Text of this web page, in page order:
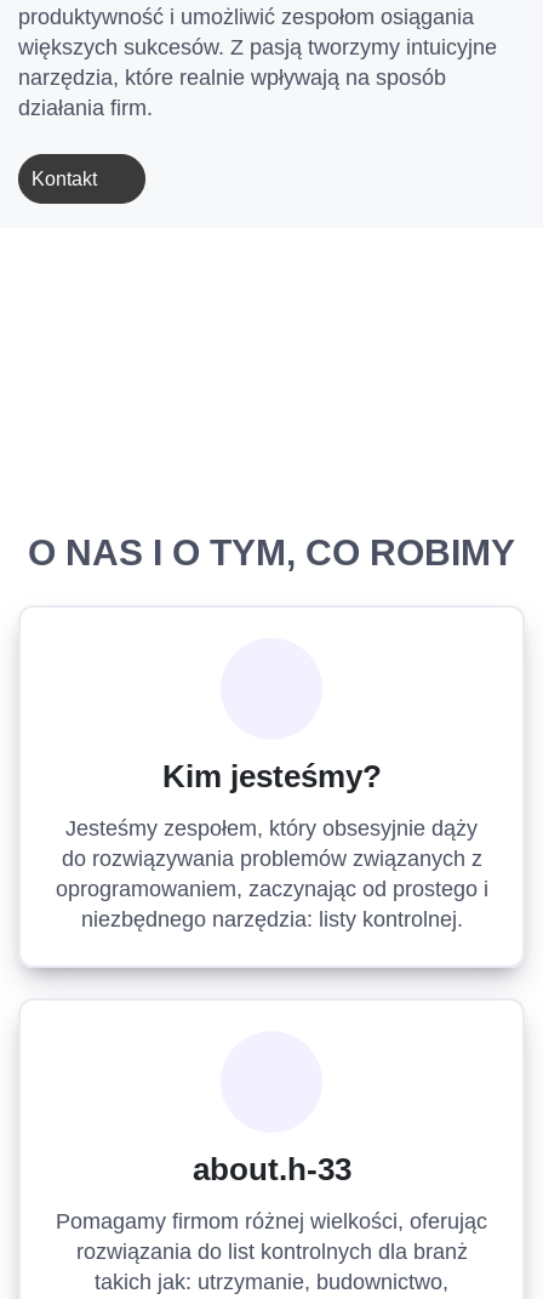
produktywność i umożliwić zespołom osiągania
większych sukcesów. Z pasją tworzymy intuicyjne
narzędzia, które realnie wpływają na sposób
działania firm.
Kontakt
O NAS I O TYM, CO ROBIMY
Kim jesteśmy?
Jesteśmy zespołem, który obsesyjnie dąży
do rozwiązywania problemów związanych z
oprogramowaniem, zaczynając od prostego i
niezbędnego narzędzia: listy kontrolnej.
about.h-33
Pomagamy firmom różnej wielkości, oferując
rozwiązania do list kontrolnych dla branż
takich jak: utrzymanie, budownictwo,